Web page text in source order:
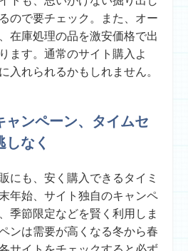
ので要チェック。また、オー
在庫処理の品を激安価格で出
ます。通常のサイト購入よ
入れられるかもしれません。
ャンペーン、タイムセ
しなく
にも、安く購入できるタイミ
年始、サイト独自のキャンペ
季節限定などを賢く利用しま
ンは需要が高くなる冬から春